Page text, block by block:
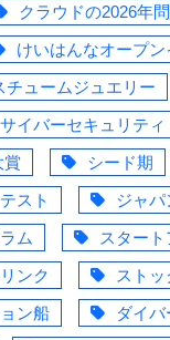
クラウドの2026年
けいはんなオープ
チュームジュエリー
サイバーセキュリテ
賞
シード期
スト
ジャ
ム
スター
ンク
スト
ン船
ダイ